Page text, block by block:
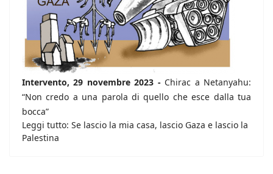
Intervento, 29 novembre 2023 - Chirac a Netanyahu:
“Non credo a una parola di quello che esce dalla tua
bocca”
Leggi tutto: Se lascio la mia casa, lascio Gaza e lascio la
Palestina